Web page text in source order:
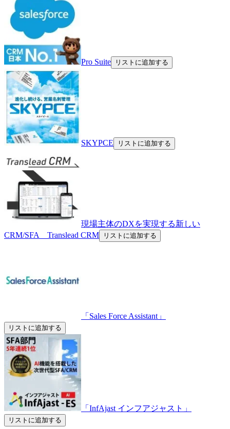
Pro Suite リストに追加する
SKYPCE リストに追加する
現場主体のDXを実現する新しい
CRM/SFA Translead CRM
リストに追加する
「Sales Force Assistant」
リストに追加する
「InfAjast インフアジャスト」
リストに追加する